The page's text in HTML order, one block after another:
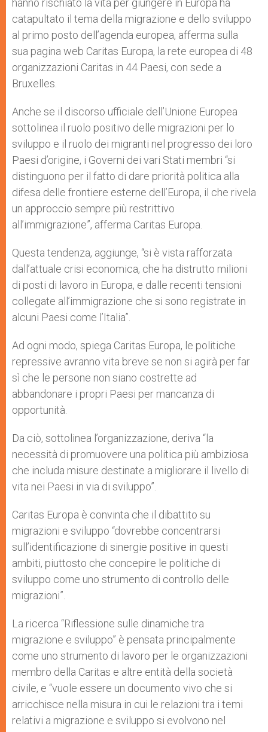
hanno rischiato la vita per giungere in Europa ha
catapultato il tema della migrazione e dello sviluppo
al primo posto dell’agenda europea, afferma sulla
sua pagina web Caritas Europa, la rete europea di 48
organizzazioni Caritas in 44 Paesi, con sede a
Bruxelles.
Anche se il discorso ufficiale dell’Unione Europea
sottolinea il ruolo positivo delle migrazioni per lo
sviluppo e il ruolo dei migranti nel progresso dei loro
Paesi d’origine, i Governi dei vari Stati membri “si
distinguono per il fatto di dare priorità politica alla
difesa delle frontiere esterne dell’Europa, il che rivela
un approccio sempre più restrittivo
all’immigrazione”, afferma Caritas Europa.
Questa tendenza, aggiunge, “si è vista rafforzata
dall’attuale crisi economica, che ha distrutto milioni
di posti di lavoro in Europa, e dalle recenti tensioni
collegate all’immigrazione che si sono registrate in
alcuni Paesi come l’Italia”.
Ad ogni modo, spiega Caritas Europa, le politiche
repressive avranno vita breve se non si agirà per far
sì che le persone non siano costrette ad
abbandonare i propri Paesi per mancanza di
opportunità.
Da ciò, sottolinea l’organizzazione, deriva “la
necessità di promuovere una politica più ambiziosa
che includa misure destinate a migliorare il livello di
vita nei Paesi in via di sviluppo”.
Caritas Europa è convinta che il dibattito su
migrazioni e sviluppo “dovrebbe concentrarsi
sull’identificazione di sinergie positive in questi
ambiti, piuttosto che concepire le politiche di
sviluppo come uno strumento di controllo delle
migrazioni”.
La ricerca “Riflessione sulle dinamiche tra
migrazione e sviluppo” è pensata principalmente
come uno strumento di lavoro per le organizzazioni
membro della Caritas e altre entità della società
civile, e “vuole essere un documento vivo che si
arricchisce nella misura in cui le relazioni tra i temi
relativi a migrazione e sviluppo si evolvono nel